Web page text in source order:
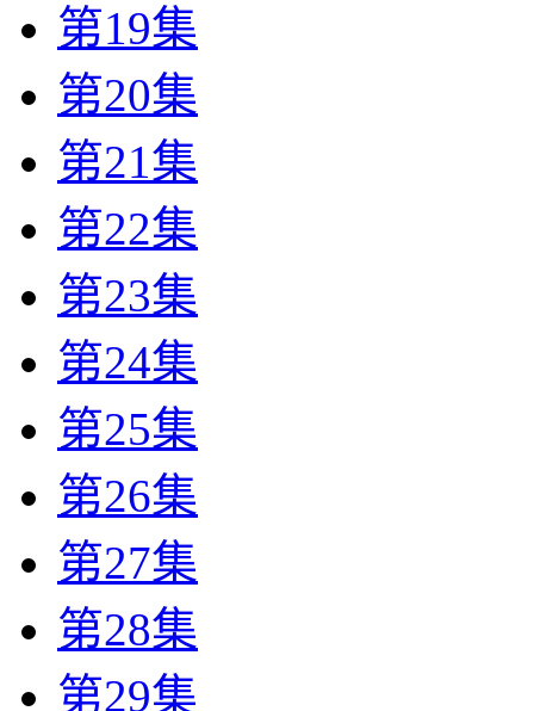
第19集
第20集
第21集
第22集
第23集
第24集
第25集
第26集
第27集
第28集
第29集